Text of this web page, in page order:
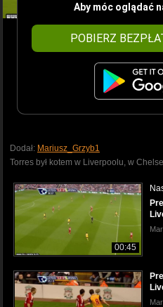
Aby móc oglądać
POBIERZ
Dodał: Mariusz_Grzyb1
Torres był kotem w Liverpoolu, w
00:45